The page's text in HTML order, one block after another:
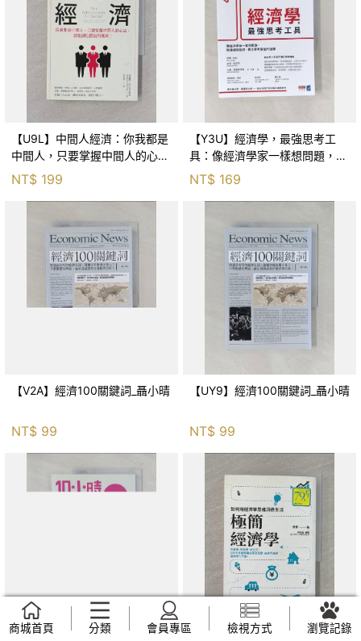
【U9L】中間人經濟：你我都是
中間人，只要掌握中間人的心
法，就能創造價值與獲利！_瑪
NT$ 199
【Y3U】經濟學，最強思考工
具：像經濟學家一樣想問題，就
能避開陷阱，做出更有價值的選
擇_保羅‧海恩, 彼得‧勃特克, 大
衛‧普雷契特科
NT$ 169
【V2A】經濟100關鍵詞_聶小晴
NT$ 99
【UY9】經濟100關鍵詞_聶小晴
NT$ 99
商城首頁 分類 會員專區 檢視方式 瀏覽記錄